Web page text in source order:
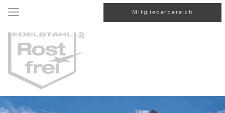
Mitgliederbereich